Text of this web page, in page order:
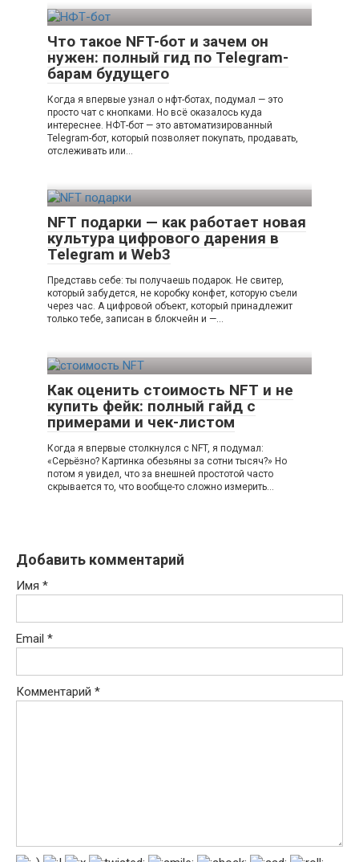
Что такое NFT-бот и зачем он
нужен: полный гид по Telegram-
барам будущего
Когда я впервые узнал о нфт-ботах, подумал — это
просто чат с кнопками. Но всё оказалось куда
интереснее. НФТ-бот — это автоматизированный
Telegram-бот, который позволяет покупать, продавать,
отслеживать или…
NFT подарки — как работает новая
культура цифрового дарения в
Telegram и Web3
Представь себе: ты получаешь подарок. Не свитер,
который забудется, не коробку конфет, которую съели
через час. А цифровой объект, который принадлежит
только тебе, записан в блокчейн и —…
Как оценить стоимость NFT и не
купить фейк: полный гайд с
примерами и чек-листом
Когда я впервые столкнулся с NFT, я подумал:
«Серьёзно? Картинка обезьяны за сотни тысяч?» Но
потом я увидел, что за внешней простотой часто
скрывается то, что вообще-то сложно измерить…
Добавить комментарий
Имя *
Email *
Комментарий *